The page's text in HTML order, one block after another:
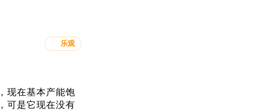
乐观
现在基本产能饱
可是它现在没有